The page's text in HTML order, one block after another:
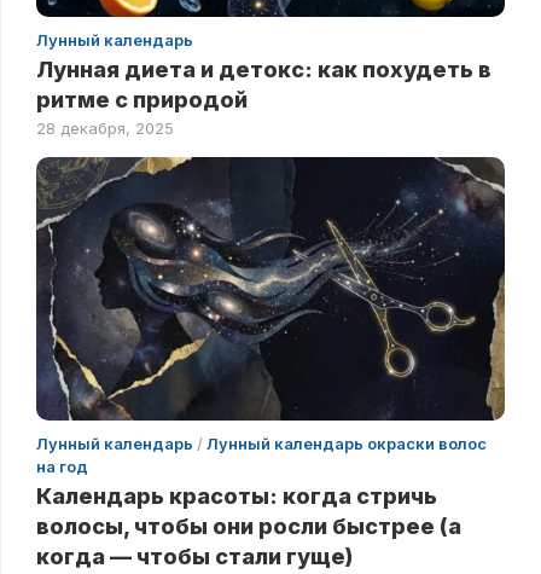
Лунный календарь
Лунная диета и детокс: как похудеть в
ритме с природой
28 декабря, 2025
Лунный календарь /Лунный календарь окраски волос
на год
Календарь красоты: когда стричь
волосы, чтобы они росли быстрее (а
когда — чтобы стали гуще)